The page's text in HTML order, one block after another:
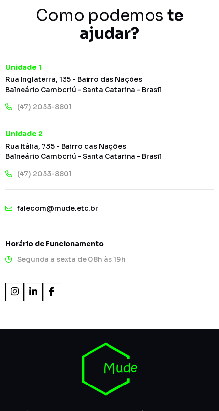
Como podemos te
ajudar?
Unidade 1
Rua Inglaterra, 135 - Bairro das Nações
Balneário Camboriú - Santa Catarina - Brasil
(47) 2033-8801
Unidade 2
Rua Itália, 735 - Bairro das Nações
Balneário Camboriú - Santa Catarina - Brasil
(47) 2033-8801
falecom@mude.etc.br
Horário de Funcionamento
Segunda a sexta de 08h às 19h